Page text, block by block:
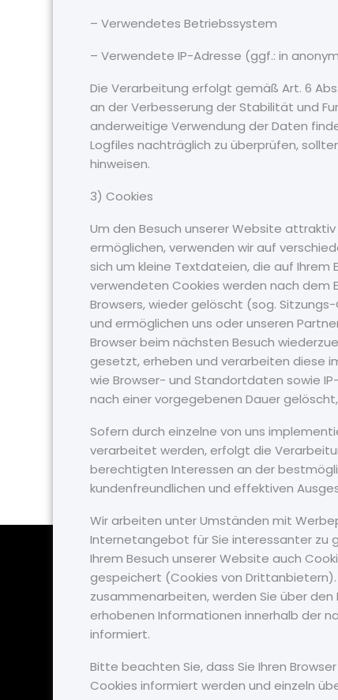
– Verwendetes Betriebssystem
– Verwendete IP-Adresse (ggf.: in
Die Verarbeitung erfolgt gemäß Art. 6
an der Verbesserung der Stabilität und
anderweitige Verwendung der Daten
Logfiles nachträglich zu überprüfen,
hinweisen.
3) Cookies
Um den Besuch unserer Website
ermöglichen, verwenden wir auf
sich um kleine Textdateien, die auf Ihrem
verwendeten Cookies werden nach dem
Browsers, wieder gelöscht (sog.
und ermöglichen uns oder unseren
Browser beim nächsten Besuch
gesetzt, erheben und verarbeiten diese
wie Browser- und Standortdaten sowie
nach einer vorgegebenen Dauer
Sofern durch einzelne von uns
verarbeitet werden, erfolgt die
berechtigten Interessen an der
kundenfreundlichen und effektiven
Wir arbeiten unter Umständen mit
Internetangebot für Sie interessanter zu
Ihrem Besuch unserer Website auch
gespeichert (Cookies von
zusammenarbeiten, werden Sie über
erhobenen Informationen innerhalb der
informiert.
Bitte beachten Sie, dass Sie Ihren
Cookies informiert werden und einzeln